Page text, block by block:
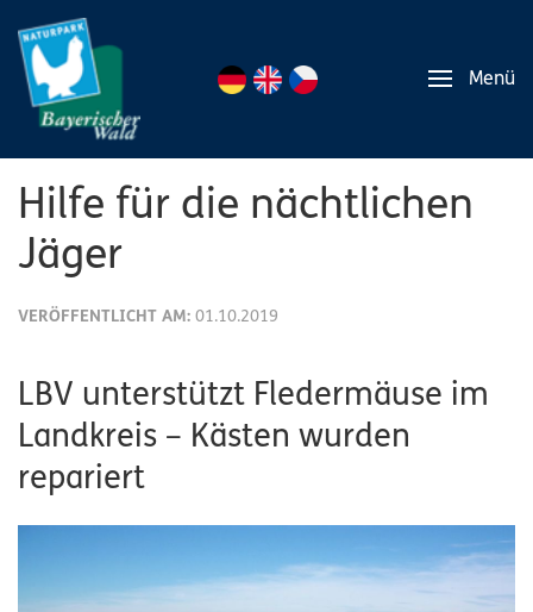
Menü
Hilfe für die nächtlichen
Jäger
VERÖFFENTLICHT AM: 01.10.2019
LBV unterstützt Fledermäuse im
Landkreis – Kästen wurden
repariert